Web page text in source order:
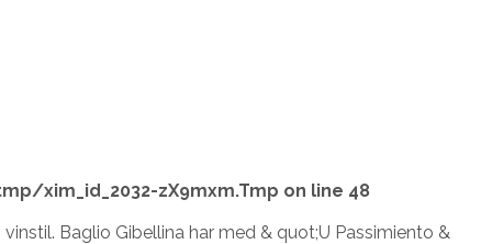
xim_id_2032-zX9mxm.Tmp on line 48
Baglio Gibellina har med & quot;U Passimiento &